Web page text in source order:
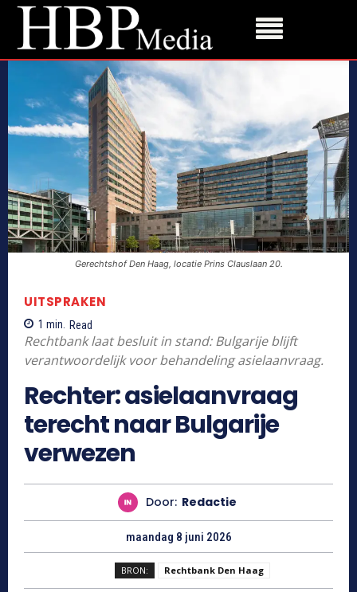
Gerechtshof Den Haag, locatie Prins Clauslaan 20.
UITSPRAKEN
1 min. Read
Rechtbank laat besluit in stand: Bulgarije blijft
verantwoordelijk voor behandeling asielaanvraag.
Rechter: asielaanvraag
terecht naar Bulgarije
verwezen
Door: Redactie
maandag 8 juni 2026
BRON: Rechtbank Den Haag